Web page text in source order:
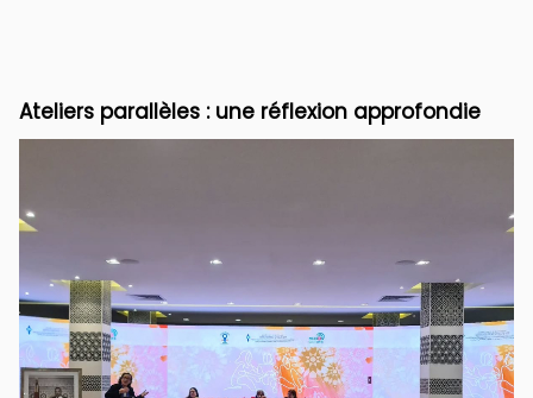
Ateliers parallèles : une réflexion approfondie